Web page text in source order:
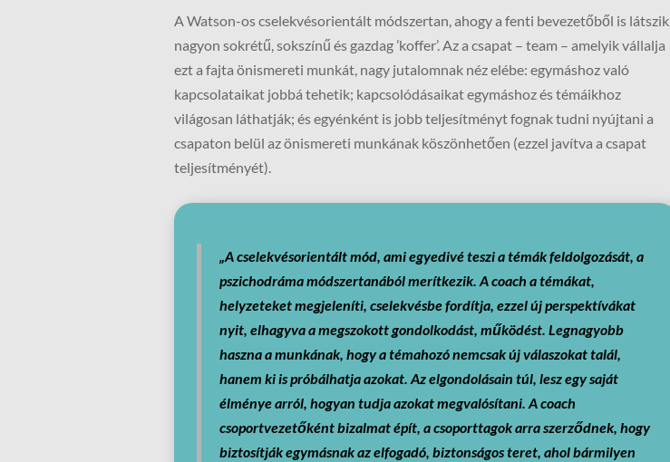
A Watson-os cselekvésorientált módszertan, ahogy a fenti bevezetőből is látszik,
nagyon sokrétű, sokszínű és gazdag ’koffer’. Az a csapat – team – amelyik vállalja
ezt a fajta önismereti munkát, nagy jutalomnak néz elébe: egymáshoz való
kapcsolataikat jobbá tehetik; kapcsolódásaikat egymáshoz és témáikhoz
világosan láthatják; és egyénként is jobb teljesítményt fognak tudni nyújtani a
csapaton belül az önismereti munkának köszönhetően (ezzel javítva a csapat
teljesítményét).
„A cselekvésorientált mód, ami egyedivé teszi a témák feldolgozását, a
pszichodráma módszertanából merítkezik. A coach a témákat,
helyzeteket megjeleníti, cselekvésbe fordítja, ezzel új perspektívákat
nyit, elhagyva a megszokott gondolkodást, működést. Legnagyobb
haszna a munkának, hogy a témahozó nemcsak új válaszokat talál,
hanem ki is próbálhatja azokat. Az elgondolásain túl, lesz egy saját
élménye arról, hogyan tudja azokat megvalósítani. A coach
csoportvezetőként bizalmat épít, a csoporttagok arra szerződnek, hogy
biztosítják egymásnak az elfogadó, biztonságos teret, ahol bármilyen